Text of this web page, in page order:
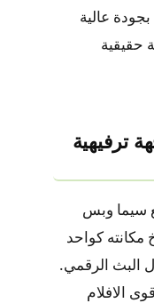
بجودة عالية
حقيقية
ترفيهية
سيما وبس
كواحد
البث الرقمي.
الافلام